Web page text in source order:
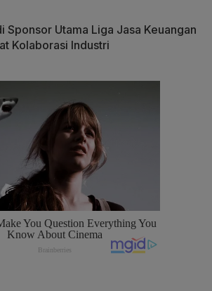
Sponsor Utama Liga Jasa Keuangan
Kolaborasi Industri